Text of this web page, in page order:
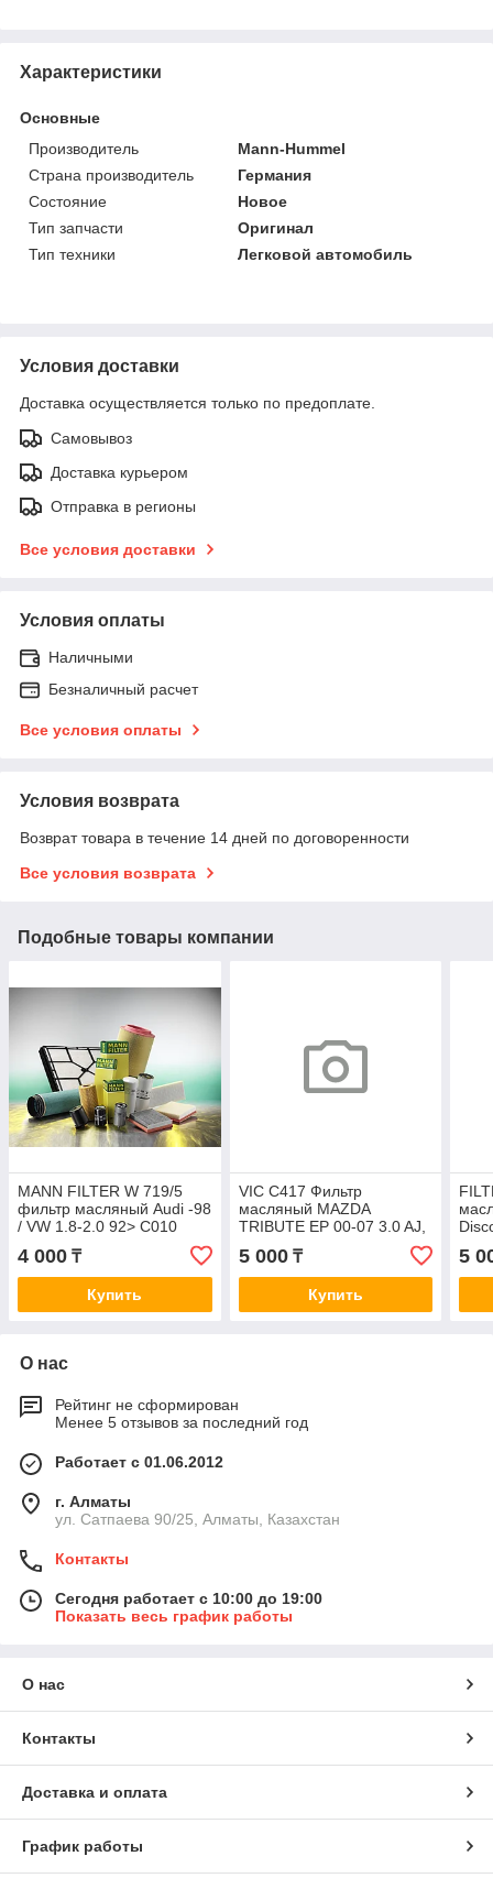
Характеристики
Основные
Производитель
Mann-Hummel
Страна производитель
Германия
Состояние
Новое
Тип запчасти
Оригинал
Тип техники
Легковой автомобиль
Условия доставки
Доставка осуществляется только по предоплате.
Самовывоз
Доставка курьером
Отправка в регионы
Все условия доставки
Условия оплаты
Наличными
Безналичный расчет
Все условия оплаты
Условия возврата
Возврат товара в течение 14 дней по договоренности
Все условия возврата
Подобные товары компании
MANN FILTER W 719/5
фильтр масляный Audi -98
/ VW 1.8-2.0 92> C010
4 000 ₸
Купить
VIC C417 Фильтр
масляный MAZDA
TRIBUTE EP 00-07 3.0 AJ,
MPV LW3W 99-06 2.5 GY
5 000₸
Купить
5
О нас
Рейтинг не сформирован
Менее 5 отзывов за последний год
Работает с 01.06.2012
г. Алматы
ул. Сатпаева 90/25, Алматы, Казахстан
Контакты
Сегодня работает с 10:00 до 19:00
Показать весь график работы
О нас
Контакты
Доставка и оплата
График работы